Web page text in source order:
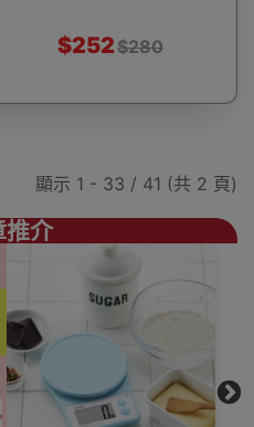
$252$280
顯示 1 - 33 / 41 (共 2 頁)
推介